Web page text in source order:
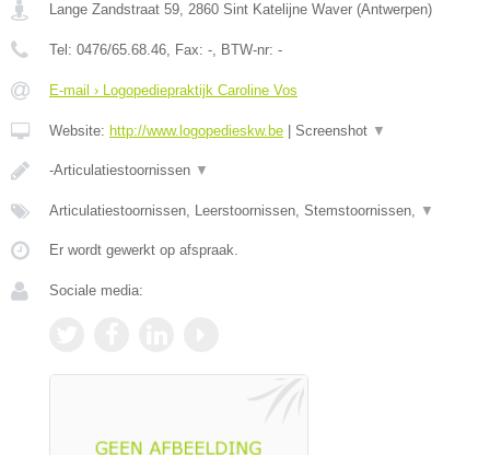
Lange Zandstraat 59, 2860 Sint Katelijne Waver (Antwerpen)
Tel: 0476/65.68.46, Fax: -, BTW-nr: -
E-mail › Logopediepraktijk Caroline Vos
Website: http://www.logopedieskw.be Screenshot ▼
-Articulatiestoornissen ▼
Articulatiestoornissen, Leerstoornissen, Stemstoornissen, ▼
Er wordt gewerkt op afspraak.
Sociale media: